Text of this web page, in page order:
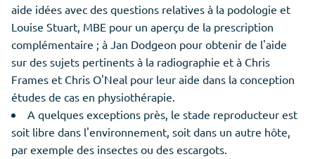
aide idées avec des questions relatives à la podologie et
Louise Stuart, MBE pour un aperçu de la prescription
complémentaire ; à Jan Dodgeon pour obtenir de l'aide
sur des sujets pertinents à la radiographie et à Chris
Frames et Chris O'Neal pour leur aide dans la conception
études de cas en physiothérapie.
A quelques exceptions près, le stade reproducteur est
soit libre dans l'environnement, soit dans un autre hôte,
par exemple des insectes ou des escargots.